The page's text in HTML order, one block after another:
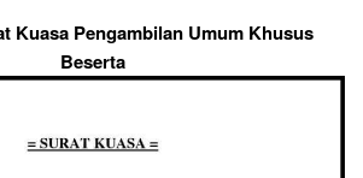
Kuasa Pengambilan Umum Khusus
Beserta